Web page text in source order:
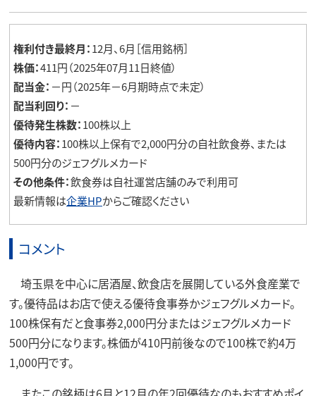
権利付き最終月：12月、6月［信用銘柄］
株価：411円（2025年07月11日終値）
配当金： －円（2025年－6月期時点で未定）
配当利回り： －
優待発生株数：100株以上
優待内容：100株以上保有で2,000円分の自社飲食券、または
500円分のジェフグルメカード
その他条件：飲食券は自社運営店舗のみで利用可
最新情報は企業HPからご確認ください
コメント
埼玉県を中心に居酒屋、飲食店を展開している外食産業で
す。優待品はお店で使える優待食事券かジェフグルメカード。
100株保有だと食事券2,000円分またはジェフグルメカード
500円分になります。株価が410円前後なので100株で約4万
1,000円です。